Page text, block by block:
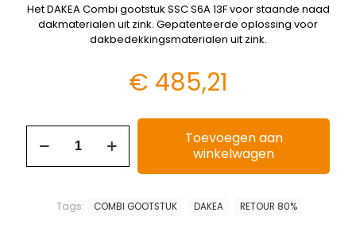
Het DAKEA Combi gootstuk SSC S6A 13F voor staande naad
dakmaterialen uit zink. Gepatenteerde oplossing voor
dakbedekkingsmaterialen uit zink.
€ 485,21
Toevoegen aan
winkelwagen
Tags: COMBI GOOTSTUK DAKEA RETOUR 80%